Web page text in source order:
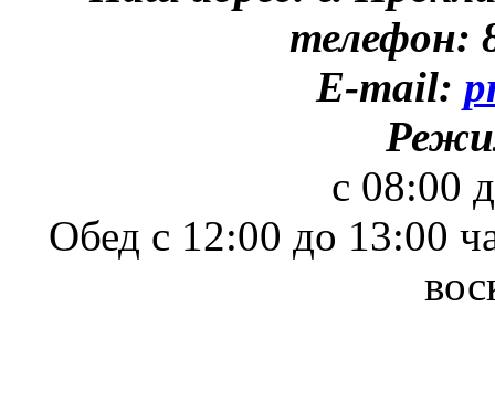
телефон:
E-mail:
с 08:00
Обед с 12:00 до 13:00